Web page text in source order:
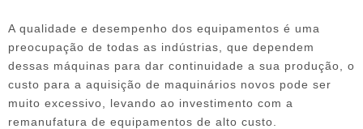
A qualidade e desempenho dos equipamentos é uma
preocupação de todas as indústrias, que dependem
dessas máquinas para dar continuidade a sua produção, o
custo para a aquisição de maquinários novos pode ser
muito excessivo, levando ao investimento com a
remanufatura de equipamentos de alto custo.